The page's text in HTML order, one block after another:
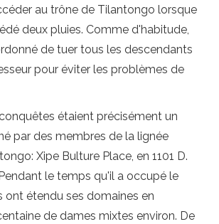
au trône de Tilantongo lorsque
deux pluies. Comme d'habitude,
de tuer tous les descendants
pour éviter les problèmes de
étaient précisément un
par des membres de la lignée
Xipe Bulture Place, en 1101 D.
le temps qu'il a occupé le
ont étendu ses domaines en
de dames mixtes environ. De